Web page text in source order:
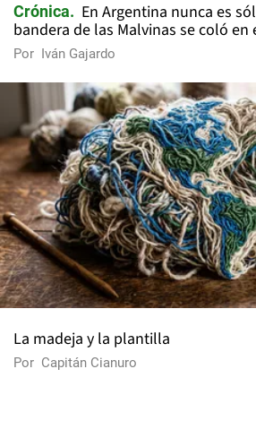
Crónica
En Argentina nunca es
bandera de las Malvinas se coló en
Por Iván Gajardo
La madeja y la plantilla
Por Capitán Cianuro